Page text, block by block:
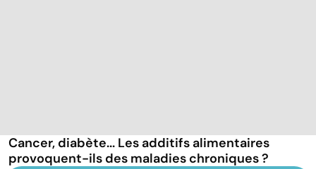
Cancer, diabète... Les additifs alimentaires
provoquent-ils des maladies chroniques ?